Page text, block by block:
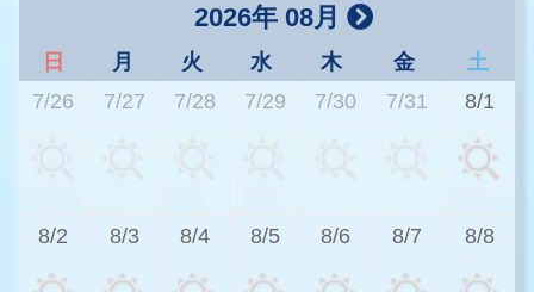
2026年 08月
日 月 火 水 木 金
土
7/26
7/27 7/28 7/29 7/30 7/31 8/1
8/2 8/3 8/4 8/5 8/6 8/7 8/8